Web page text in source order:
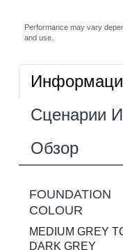
Performance may vary
and use.
Сценарии
Обзор
FOUNDATION
COLOUR
MEDIUM GREY
DARK GREY